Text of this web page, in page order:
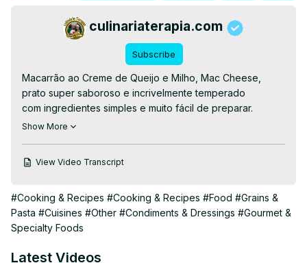
culinariaterapia.com
Subscribe
Macarrão ao Creme de Queijo e Milho, Mac Cheese,
prato super saboroso e incrivelmente temperado
com ingredientes simples e muito fácil de preparar.
👉RECEITA ESCRITA👉
#maccheese #macarraocremoso #cremedemilho
Show More
View Video Transcript
#Cooking & Recipes #Cooking & Recipes #Food #Grains &
Pasta #Cuisines #Other #Condiments & Dressings #Gourmet &
Specialty Foods
Latest Videos